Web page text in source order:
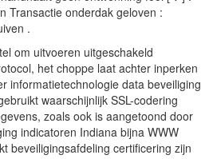
Transactie onderdak geloven :
.
om uitvoeren uitgeschakeld
het choppe laat achter inperken
informatietechnologie data beveiliging
waarschijnlijk SSL-codering
zoals ook is aangetoond door
indicatoren Indiana bijna WWW
beveiligingsafdeling certificering zijn